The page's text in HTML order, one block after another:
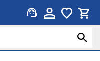
support_agent